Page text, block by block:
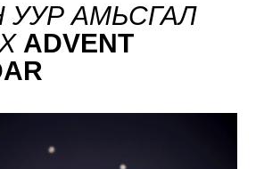
УУР АМЬСГАЛ
ADVENT